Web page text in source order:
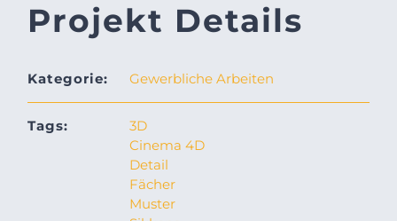
Projekt Details
Kategorie: Gewerbliche Arbeiten
Tags:
3D
Cinema 4D
Detail
Fächer
Muster